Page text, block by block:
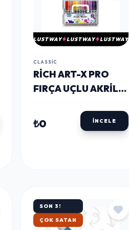
LUSTWAY LUSTWAY LUSTWAY
CLASSIC
RICH ART-X PRO
FIRÇA UÇLU AKRILIK
RENK KRISTAL
KUTULU SET
₺0 İNCELE
SON 3!
HIZLI KARGO